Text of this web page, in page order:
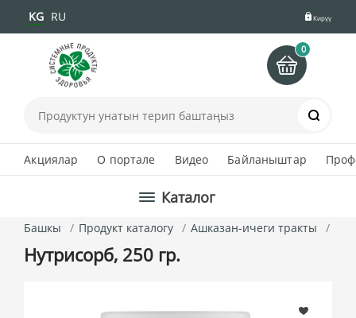
KG RU Кирүү
0
Акциялар О портале Видео Байланыштар
Каталог
Башкы Продукт каталогу Ашказан-ичеги тракты
Нутрисорб, 250 гр.